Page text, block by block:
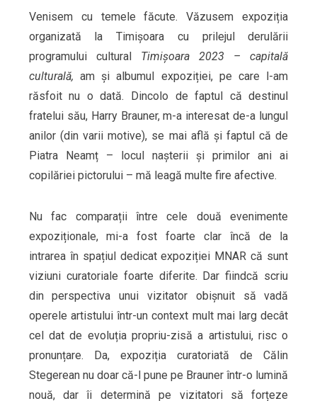
Venisem cu temele făcute. Văzusem expoziția
organizată la Timișoara cu prilejul derulării
programului cultural Timișoara 2023 – capitală
culturală, am și albumul expoziției, pe care l-am
răsfoit nu o dată. Dincolo de faptul că destinul
fratelui său, Harry Brauner, m-a interesat de-a lungul
anilor (din varii motive), se mai află și faptul că de
Piatra Neamț – locul nașterii și primilor ani ai
copilăriei pictorului – mă leagă multe fire afective.
Nu fac comparații între cele două evenimente
expoziționale, mi-a fost foarte clar încă de la
intrarea în spațiul dedicat expoziției MNAR că sunt
viziuni curatoriale foarte diferite. Dar fiindcă scriu
din perspectiva unui vizitator obișnuit să vadă
operele artistului într-un context mult mai larg decât
cel dat de evoluția propriu-zisă a artistului, risc o
pronunțare. Da, expoziția curatoriată de Călin
Stegerean nu doar că-l pune pe Brauner într-o lumină
nouă, dar îi determină pe vizitatori să forțeze